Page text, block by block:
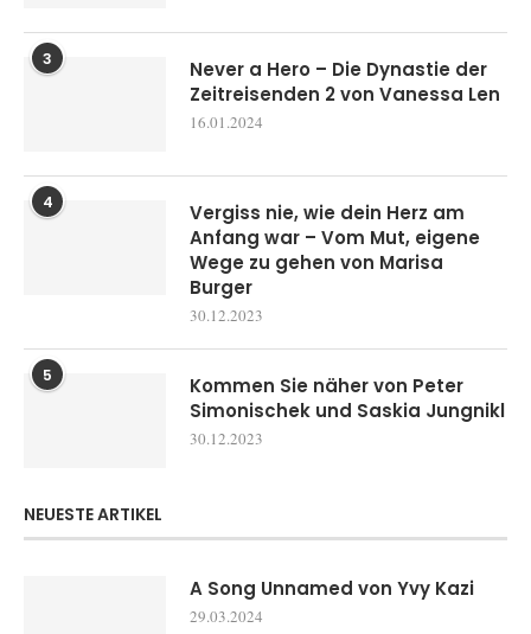
3
Never a Hero – Die Dynastie der
Zeitreisenden 2 von Vanessa Len
16.01.2024
4
Vergiss nie, wie dein Herz am
Anfang war – Vom Mut, eigene
Wege zu gehen von Marisa
Burger
30.12.2023
5
Kommen Sie näher von Peter
Simonischek und Saskia Jungnikl
30.12.2023
NEUESTE ARTIKEL
A Song Unnamed von Yvy Kazi
29.03.2024